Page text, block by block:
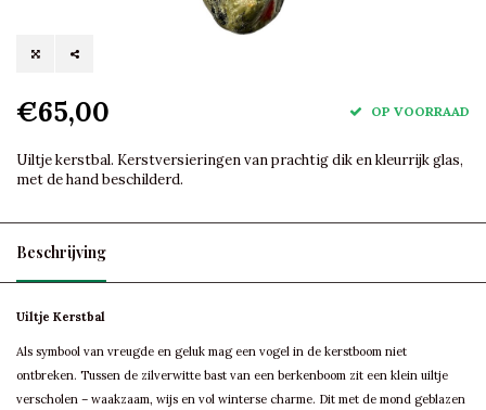
€65,00 OP VOORRAAD
Uiltje kerstbal. Kerstversieringen van prachtig dik en kleurrijk glas,
met de hand beschilderd.
Beschrijving
Uiltje Kerstbal
Als symbool van vreugde en geluk mag een vogel in de kerstboom niet
ontbreken. Tussen de zilverwitte bast van een berkenboom zit een klein uiltje
verscholen – waakzaam, wijs en vol winterse charme. Dit met de mond geblazen